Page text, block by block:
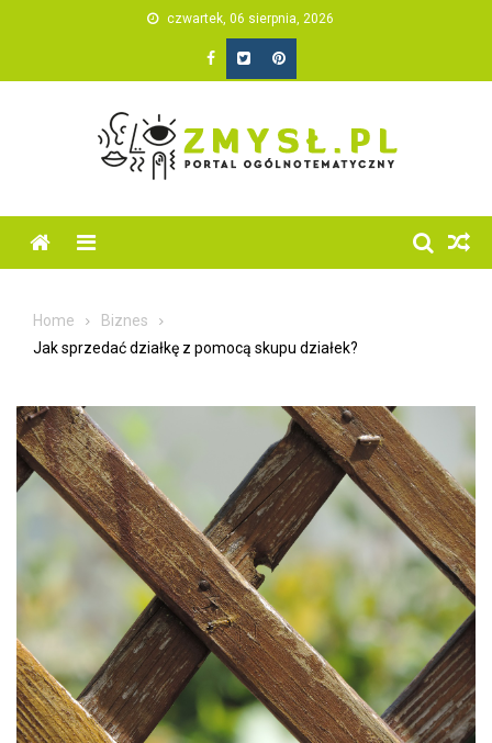
czwartek, 06 sierpnia, 2026
Home
Biznes
Jak sprzedać działkę z pomocą skupu działek?